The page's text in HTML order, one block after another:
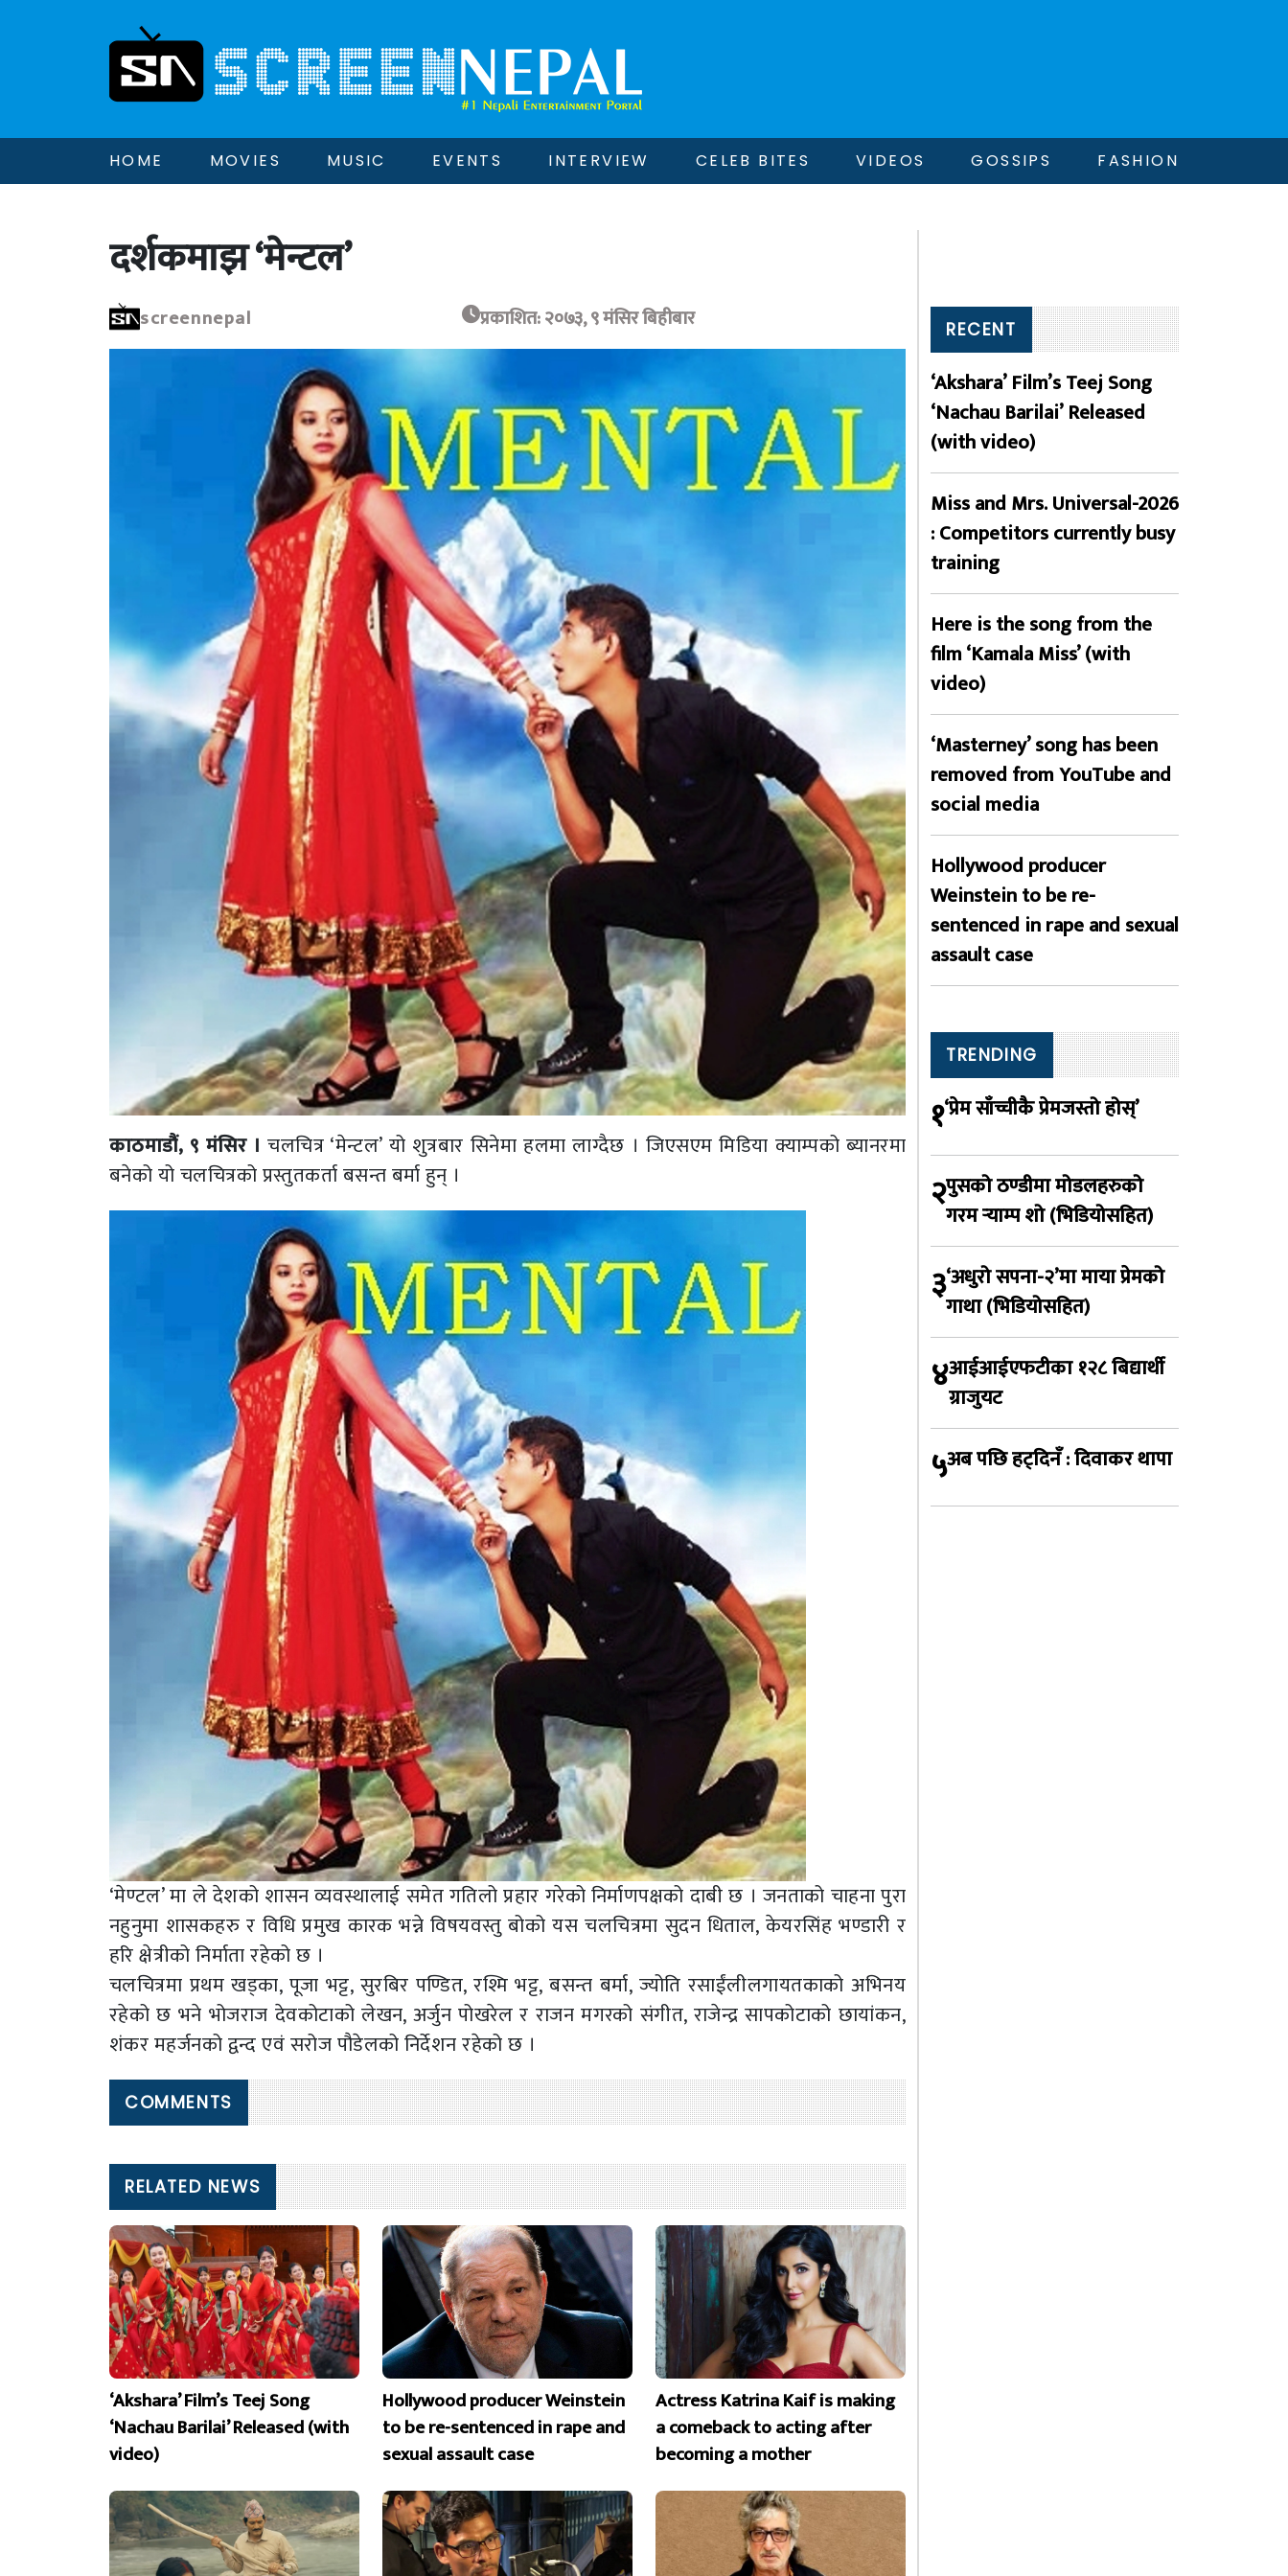
HOME MOVIES MUSIC EVENTS INTERVIEW CELEB BITES VIDEOS GOSSIPS FASHION
दर्शकमाझ ‘मेन्टल’
screennepal प्रकाशित: २०७३, ९ मंसिर बिहीबार
काठमाडौं, ९ मंसिर । चलचित्र ‘मेन्टल’ यो शुत्रबार सिनेमा हलमा लाग्दैछ । जिएसएम मिडिया क्याम्पको ब्यानरमा
बनेको यो चलचित्रको प्रस्तुतकर्ता बसन्त बर्मा हुन् ।
‘मेण्टल’ मा ले देशको शासन व्यवस्थालाई समेत गतिलो प्रहार गरेको निर्माणपक्षको दाबी छ । जनताको चाहना पुरा
नहुनुमा शासकहरु र विधि प्रमुख कारक भन्ने विषयवस्तु बोको यस चलचित्रमा सुदन धिताल, केयरसिंह भण्डारी र
हरि क्षेत्रीको निर्माता रहेको छ ।
चलचित्रमा प्रथम खड्का, पूजा भट्ट, सुरबिर पण्डित, रश्मि भट्ट, बसन्त बर्मा, ज्योति रसाईंलीलगायतकाको अभिनय
रहेको छ भने भोजराज देवकोटाको लेखन, अर्जुन पोखरेल र राजन मगरको संगीत, राजेन्द्र सापकोटाको छायांकन,
शंकर महर्जनको द्वन्द एवं सरोज पौडेलको निर्देशन रहेको छ ।
COMMENTS
RELATED NEWS
‘Akshara’ Film’s Teej Song
‘Nachau Barilai’ Released (with
video)
Hollywood producer Weinstein
to be re-sentenced in rape and
sexual assault case
Actress Katrina Kaif is making
a comeback to acting after
becoming a mother
RECENT
‘Akshara’ Film’s Teej Song
‘Nachau Barilai’ Released
(with video)
Miss and Mrs. Universal-2026
: Competitors currently busy
training
Here is the song from the
film ‘Kamala Miss’ (with
video)
‘Masterney’ song has been
removed from YouTube and
social media
Hollywood producer
Weinstein to be re-
sentenced in rape and sexual
assault case
TRENDING
१‘प्रेम साँच्चीकै प्रेमजस्तो होस्’
२पुसको ठण्डीमा मोडलहरुको
गरम र्‍याम्प शो (भिडियोसहित)
३‘अधुरो सपना-२’मा माया प्रेमको
गाथा (भिडियोसहित)
४आईआईएफटीका १२८ बिद्यार्थी
ग्राजुयट
५अब पछि हट्दिनँ : दिवाकर थापा